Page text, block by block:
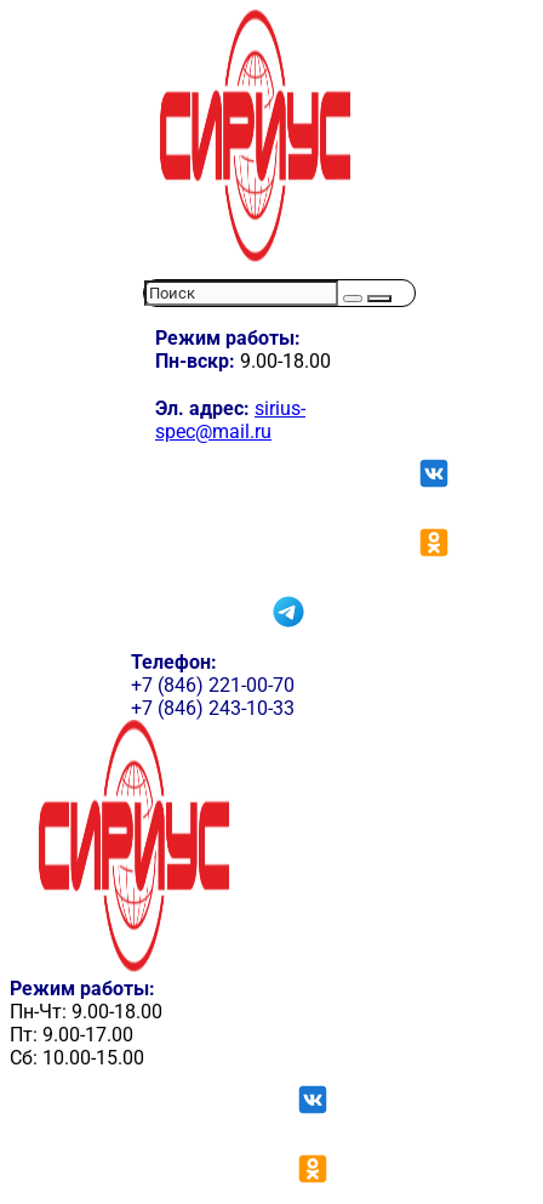
Режим работы:
Пн-вскр: 9.00-18.00
Эл. адрес: sirius-
spec@mail.ru
Телефон:
+7 (846) 221-00-70
+7 (846) 243-10-33
Режим работы:
Пн-Чт: 9.00-18.00
Пт: 9.00-17.00
Сб: 10.00-15.00